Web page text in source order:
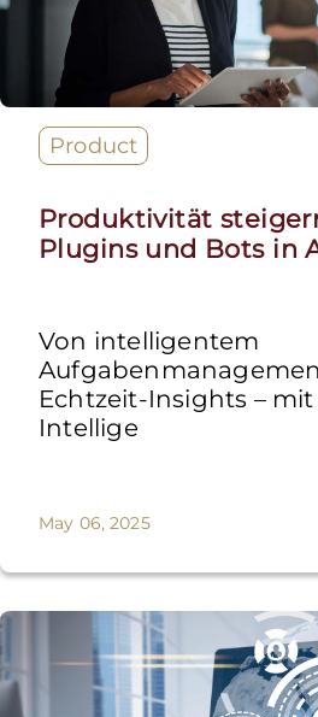
Product
Produktivität
Plugins und Bots in
Von intelligentem
Echtzeit-Insights – mit
Intellige
May 06, 2025